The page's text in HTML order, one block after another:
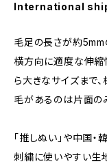
International
毛足の長さが約5mm
横方向に適度な伸縮
ら大きなサイズまで
毛があるのは片面の
「推しぬい」や中国
刺繍に使いやすい生